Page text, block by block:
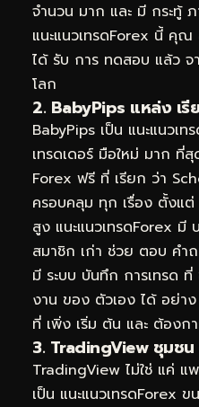
จำนวน มาก และ มี กระทู้
แนะแนวเทรดForex นี้ คุ
ได้ รับ การ ทดสอบ แล้ว จ
โลก
2. BabyPips แหล่ง เ
BabyPips เป็น แนะแนวเท
เทรดเดอร์ มือใหม่ มาก ที่
Forex ฟรี ที่ เรียก ว่า
ครอบคลุม ทุก เรื่อง ตั้งแ
สูง แนะแนวเทรดForex มี
สมาชิก เก่า ช่วย ตอบ คำ
มี ระบบ บันทึก การเทรด
งาน ของ ตัวเอง ได้ อย่าง
ที่ เพิ่ง เริ่ม ต้น และ ต้อง
3. TradingView ชุมชน
TradingView ไม่ใช่ แค่
เป็น แนะแนวเทรดForex